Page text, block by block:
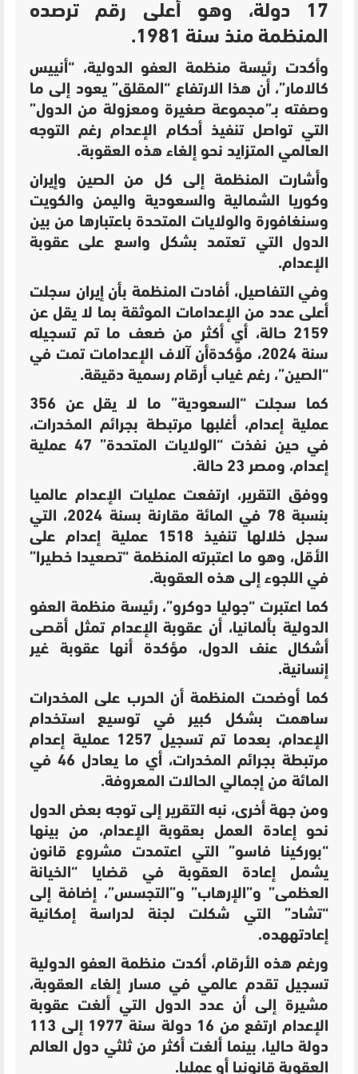
17 دولة، وهو أعلى رقم ترصده
المنظمة منذ سنة 1981.
وأكدت رئيسة منظمة العفو الدولية، “أنييس
كالامار”، أن هذا الارتفاع “المقلق” يعود إلى ما
وصفته بـ”مجموعة صغيرة ومعزولة من الدول”
التي تواصل تنفيذ أحكام الإعدام رغم التوجه
العالمي المتزايد نحو إلغاء هذه العقوبة.
وأشارت المنظمة إلى كل من الصين وإيران
وكوريا الشمالية والسعودية واليمن والكويت
وسنغافورة والولايات المتحدة باعتبارها من بين
الدول التي تعتمد بشكل واسع على عقوبة
الإعدام.
وفي التفاصيل، أفادت المنظمة بأن إيران سجلت
أعلى عدد من الإعدامات الموثقة بما لا يقل عن
2159 حالة، أي أكثر من ضعف ما تم تسجيله
سنة 2024، مؤكدةأن آلاف الإعدامات تمت في
“الصين”، رغم غياب أرقام رسمية دقيقة.
كما سجلت “السعودية” ما لا يقل عن 356
عملية إعدام، أغلبها مرتبطة بجرائم المخدرات،
في حين نفذت “الولايات المتحدة” 47 عملية
إعدام، ومصر 23 حالة.
ووفق التقرير، ارتفعت عمليات الإعدام عالميا
بنسبة 78 في المائة مقارنة بسنة 2024، التي
سجل خلالها تنفيذ 1518 عملية إعدام على
الأقل، وهو ما اعتبرته المنظمة “تصعيدا خطيرا”
في اللجوء إلى هذه العقوبة.
كما اعتبرت “جوليا دوكرو”، رئيسة منظمة العفو
الدولية بألمانيا، أن عقوبة الإعدام تمثل أقصى
أشكال عنف الدول، مؤكدة أنها عقوبة غير
إنسانية.
كما أوضحت المنظمة أن الحرب على المخدرات
ساهمت بشكل كبير في توسيع استخدام
الإعدام، بعدما تم تسجيل 1257 عملية إعدام
مرتبطة بجرائم المخدرات، أي ما يعادل 46 في
المائة من إجمالي الحالات المعروفة.
ومن جهة أخرى، نبه التقرير إلى توجه بعض الدول
نحو إعادة العمل بعقوبة الإعدام، من بينها
“بوركينا فاسو” التي اعتمدت مشروع قانون
يشمل إعادة العقوبة في قضايا “الخيانة
العظمى” و”الإرهاب” و”التجسس”، إضافة إلى
“تشاد” التي شكلت لجنة لدراسة إمكانية
إعادتههده.
ورغم هذه الأرقام، أكدت منظمة العفو الدولية
تسجيل تقدم عالمي في مسار إلغاء العقوبة،
مشيرة إلى أن عدد الدول التي ألغت عقوبة
الإعدام ارتفع من 16 دولة سنة 1977 إلى 113
دولة حاليا، بينما ألغت أكثر من ثلثي دول العالم
العقوبة قانونيا أو عمليا.